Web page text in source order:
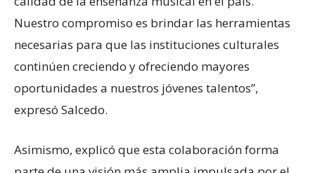
Nuestro compromiso es brindar las herramientas
necesarias para que las instituciones culturales
continúen creciendo y ofreciendo mayores
oportunidades a nuestros jóvenes talentos”,
expresó Salcedo.
Asimismo, explicó que esta colaboración forma